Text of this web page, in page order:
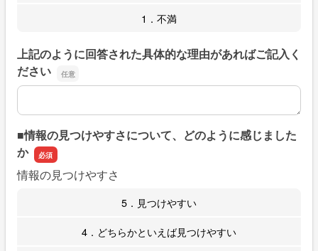
1．不満
上記のように回答された具体的な理由があればご記入く
ださい
上記のように回答された具体的な理由があればご記入くだ
■情報の見つけやすさについて、どのように感じました
か
情報の見つけやすさ
5．見つけやすい
4．どちらかといえば見つけやすい